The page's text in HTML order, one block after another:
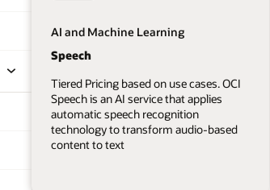
AI and Machine Learning
Speech
Tiered Pricing based on use cases. OCI
Speech is an AI service that applies
automatic speech recognition
technology to transform audio-based
content to text